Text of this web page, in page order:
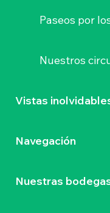
Paseos por
Nuestros
Vistas
Navegación
Nuestras
Vallet